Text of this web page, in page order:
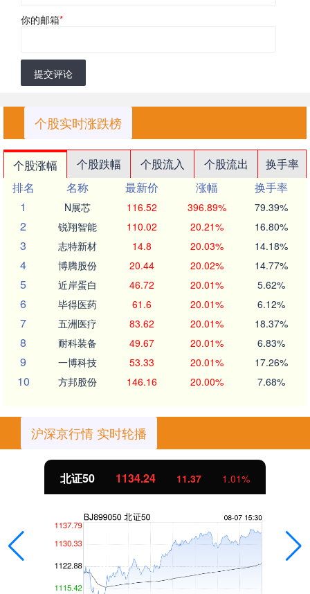
你的邮箱*
提交评论
个股实时涨跌榜
个股涨幅 个股跌幅 个股流入 个股流出
换手率
排名
名称 最新价 涨幅
换手率
1
N展芯 116.52 396.89% 79.39%
2 锐翔智能 110.02 20.21% 16.80%
3 志特新材 14.8 20.03% 14.18%
4 博腾股份 20.44 20.02% 14.77%
5 近岸蛋白 46.72 20.01% 5.62%
6 毕得医药 61.6 20.01% 6.12%
7 五洲医疗 83.62 20.01% 18.37%
8 耐科装备 49.67 20.01% 6.83%
9 一博科技 53.33 20.01% 17.26%
10 方邦股份 146.16 20.00% 7.68%
沪深京行情 实时轮播
北证50 1134.24 11.37 1.01%